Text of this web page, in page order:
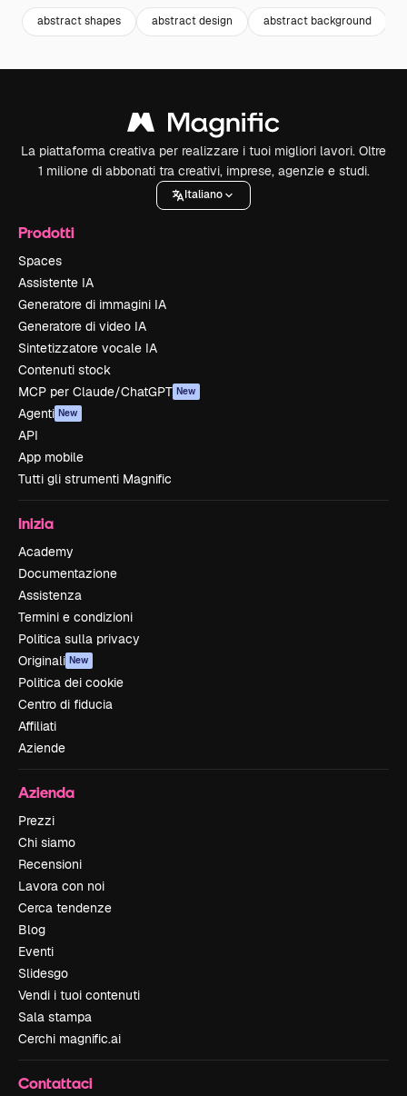
abstract shapes abstract design abstract background
La piattaforma creativa per realizzare i tuoi migliori lavori. Oltre
1 milione di abbonati tra creativi, imprese, agenzie e studi.
Italiano
Prodotti
Spaces
Assistente IA
Generatore di immagini IA
Generatore di video IA
Sintetizzatore vocale IA
Contenuti stock
MCP per Claude/ChatGPT New
Agenti New
API
App mobile
Tutti gli strumenti Magnific
Inizia
Academy
Documentazione
Assistenza
Termini e condizioni
Politica sulla privacy
Originali New
Politica dei cookie
Centro di fiducia
Affiliati
Aziende
Azienda
Prezzi
Chi siamo
Recensioni
Lavora con noi
Cerca tendenze
Blog
Eventi
Slidesgo
Vendi i tuoi contenuti
Sala stampa
Cerchi magnific.ai
Contattaci